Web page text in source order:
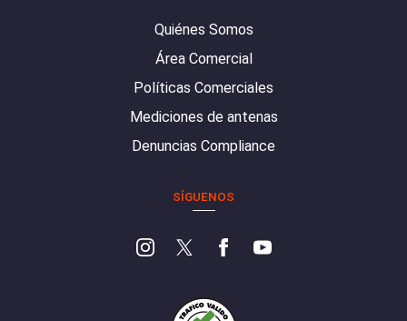
Quiénes Somos
Área Comercial
Políticas Comerciales
Mediciones de antenas
Denuncias Compliance
SÍGUENOS